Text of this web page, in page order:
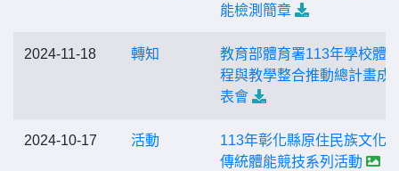
能檢測簡章
2024-11-18 轉知
教育部體育署113年學校體
程與教學整合推動總計畫成
表會
2024-10-17 活動
113年彰化縣原住民族文化
傳統體能競技系列活動